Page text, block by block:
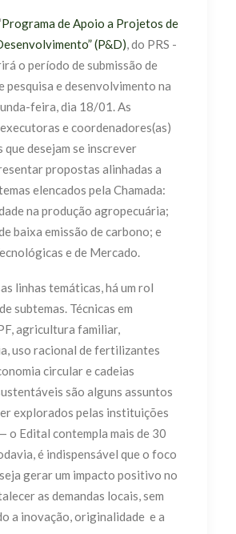
Programa de Apoio a Projetos de
(P&D), do PRS -
o período de submissão de
pesquisa e desenvolvimento na
feira, dia 18/01. As
e coordenadores(as)
desejam se inscrever
propostas alinhadas a
elencados pela Chamada:
na produção agropecuária;
baixa emissão de carbono; e
e de Mercado.
linhas temáticas, há um rol
subtemas. Técnicas em
agricultura familiar,
uso racional de fertilizantes
circular e cadeias
são alguns assuntos
explorados pelas instituições
o Edital contempla mais de 30
é indispensável que o foco
gerar um impacto positivo no
as demandas locais, sem
a inovação, originalidade e a